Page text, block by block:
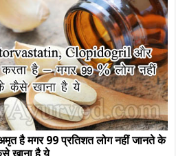
है मगर 99 प्रतिशत लोग नहीं जानते के